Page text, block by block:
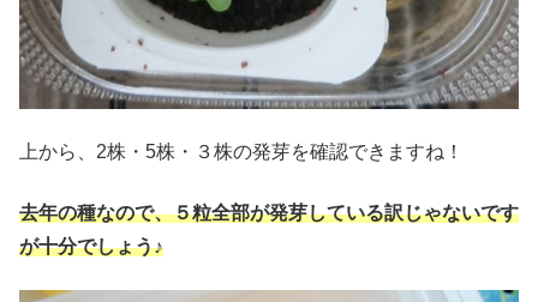
上から、2株・5株・３株の発芽を確認できますね！
去年の種なので、５粒全部が発芽している訳じゃないです
が十分でしょう♪